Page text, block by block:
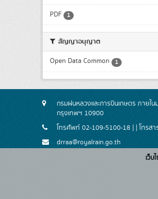
PDF 1
สัญญาอนุญาต
Open Data Common 1
กรมฝนหลวงและการบินเกษตร ภายใ
กรุงเทพฯ 10900
โทรศัพท์ 02-109-5100-18 | | โทรส
drraa@royalrain.go.th
เว็